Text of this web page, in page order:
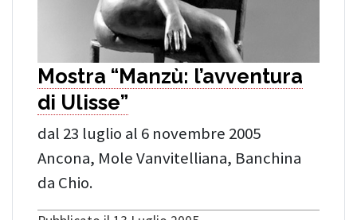
Mostra “Manzù: l’avventura
di Ulisse”
dal 23 luglio al 6 novembre 2005
Ancona, Mole Vanvitelliana, Banchina
da Chio.